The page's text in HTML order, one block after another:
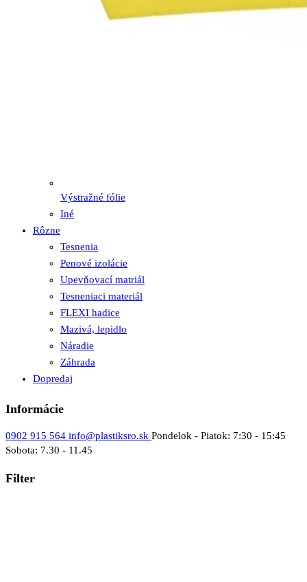
Výstražné fólie
Iné
Rôzne
Tesnenia
Penové izolácie
Upevňovací matriál
Tesneniaci materiál
FLEXI hadice
Mazivá, lepidlo
Náradie
Záhrada
Dopredaj
Informácie
0902 915 564 info@plastiksro.sk Pondelok - Piatok: 7:30 - 15:45
Sobota: 7.30 - 11.45
Filter